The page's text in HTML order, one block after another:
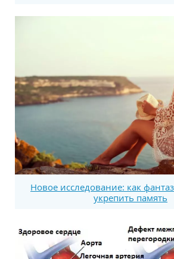
Новое исследование: как
укрепить память